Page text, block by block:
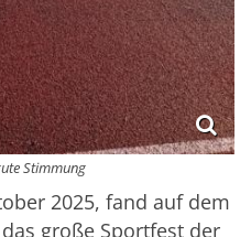
Stimmung
2025, fand auf dem
große Sportfest der